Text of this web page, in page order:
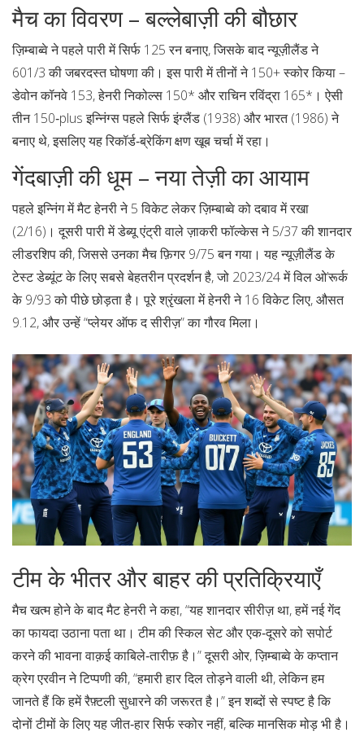
मैच का विवरण – बल्लेबाज़ी की बौछार
ज़िम्बाब्वे ने पहले पारी में सिर्फ 125 रन बनाए, जिसके बाद न्यूज़ीलैंड ने
601/3 की जबरदस्त घोषणा की। इस पारी में तीनों ने 150+ स्कोर किया –
डेवोन कॉनवे 153,हेनरी निकोल्स 150* औरराचिन रविंद्रा 165*। ऐसी
तीन 150‑plus इन्निंग्स पहले सिर्फ इंग्लैंड (1938) और भारत (1986) ने
बनाए थे, इसलिए यह रिकॉर्ड‑ब्रेकिंग क्षण खूब चर्चा में रहा।
गेंदबाज़ी की धूम – नया तेज़ी का आयाम
पहले इन्निंग मेंमैट हेनरीने 5 विकेट लेकर ज़िम्बाब्वे को दबाव में रखा
(2/16)। दूसरी पारी में डेब्यू एंट्री वालेज़ाकरी फॉल्केसने 5/37 की शानदार
लीडरशिप की, जिससे उनका मैच फ़िगर 9/75 बन गया। यह न्यूज़ीलैंड के
टेस्ट डेब्यूंट के लिए सबसे बेहतरीन प्रदर्शन है, जो 2023/24 में विल ओ’रूर्क
के 9/93 को पीछे छोड़ता है। पूरे श्रृंखला में हेनरी ने 16 विकेट लिए, औसत
9.12, और उन्हें “प्लेयर ऑफ द सीरीज़” का गौरव मिला।
टीम के भीतर और बाहर की प्रतिक्रियाएँ
मैच खत्म होने के बादमैट हेनरीने कहा, “यह शानदार सीरीज़ था, हमें नई गेंद
का फायदा उठाना पता था। टीम की स्किल सेट और एक‑दूसरे को सपोर्ट
करने की भावना वाक़ई काबिले‑तारीफ़ है।” दूसरी ओर, ज़िम्बाब्वे के कप्तान
क्रेग एरवीनने टिप्पणी की, “हमारी हार दिल तोड़ने वाली थी, लेकिन हम
जानते हैं कि हमें रैफ़्टली सुधारने की जरूरत है।” इन शब्दों से स्पष्ट है कि
दोनों टीमों के लिए यह जीत‑हार सिर्फ स्कोर नहीं, बल्कि मानसिक मोड़ भी है।